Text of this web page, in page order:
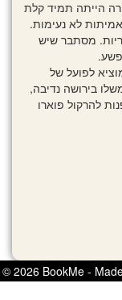
הייתה תמיד קלת
לא נעימות.
מסתבר שיש
לפועל של
בירושה נדיבה,
להרקול פוארו
© 2026 BookMe -